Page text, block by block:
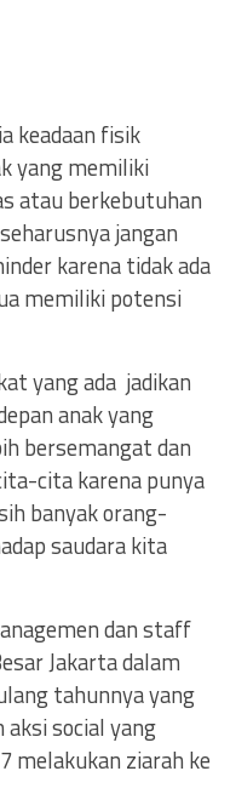
keadaan fisik
yang memiliki
atau berkebutuhan
jangan
karena tidak ada
memiliki potensi
yang ada jadikan
anak yang
bersemangat dan
cita karena punya
banyak orang-
saudara kita
dan staff
Jakarta dalam
tahunnya yang
social yang
melakukan ziarah ke